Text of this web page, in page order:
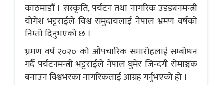
काठमाडाैं । संस्कृति, पर्यटन तथा नागरिक उडड्यनमन्त्री
योगेश भट्टराईले विश्व समुदायलाई नेपाल भ्रमण वर्षको
निम्तो दिनुभएको छ ।
भ्रमण वर्ष २०२० को औपचारिक समारोहलाई सम्बोधन
गर्दै पर्यटनमन्त्री भट्टराईले नेपाल घुमेर जिन्दगी रोमाञ्चक
बनाउन विश्वभरका नागरिकलाई आग्रह गर्नुभएको हो ।